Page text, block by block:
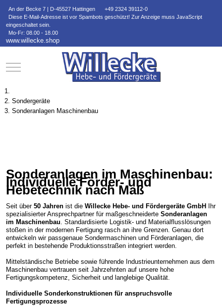
An der Becke 7 | D-45527 Hattingen
+49 2324 39112-0
Diese E-Mail-Adresse ist vor Spambots geschützt! Zur Anzeige muss JavaScript
eingeschaltet sein.
Mo-Fr: 08.00 - 18.00
www.willecke.shop
Mobile Menu Toggle
Sondergeräte
Sonderanlagen Maschinenbau
Sonderanlagen im Maschinenbau:
Individuelle Förder- und
Hebetechnik nach Maß
Seit über 50 Jahren ist die Willecke Hebe- und Fördergeräte GmbH
Ihr
spezialisierter Ansprechpartner für maßgeschneiderte Sonderanlagen
im Maschinenbau. Standardisierte Logistik- und Materialflusslösungen
stoßen in der modernen Fertigung rasch an ihre Grenzen. Genau dort
entwickeln wir passgenaue Sondermaschinen und Förderanlagen, die
perfekt in bestehende Produktionsstraßen integriert werden.
Mittelständische Betriebe sowie führende Industrieunternehmen aus dem
Maschinenbau vertrauen seit Jahrzehnten auf unsere hohe
Fertigungskompetenz, Sicherheit und langlebige Qualität.
Individuelle Sonderkonstruktionen für anspruchsvolle
Fertigungsprozesse